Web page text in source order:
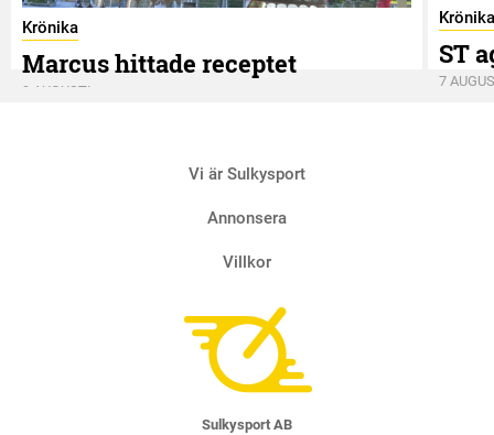
Krönika
Marcus hittade receptet
9 AUGUSTI
Krönika
ST
7
Vi är Sulkysport
Annonsera
Villkor
Sulkysport AB